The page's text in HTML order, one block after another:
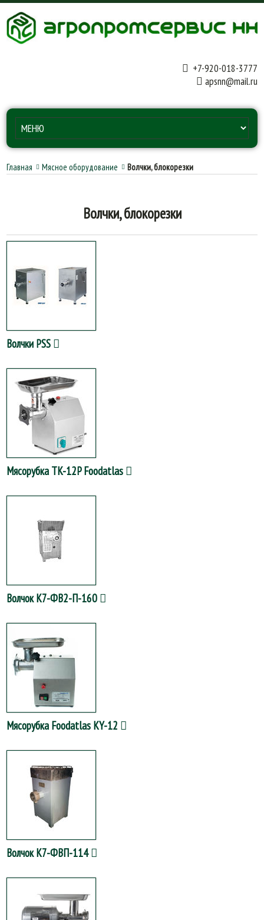
+7-920-018-3777
apsnn@mail.ru
Главная Мясное оборудование Волчки, блокорезки
Волчки, блокорезки
Волчки PSS
Мясорубка TK-12P Foodatlas
Волчок К7-ФВ2-П-160
Мясорубка Foodatlas KY-12
Волчок К7-ФВП-114